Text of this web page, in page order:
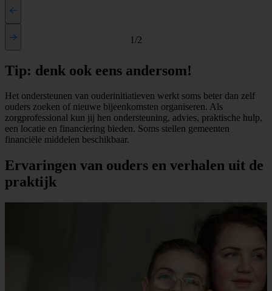
1/2
Tip: denk ook eens andersom!
Het ondersteunen van ouderinitiatieven werkt soms beter dan zelf
ouders zoeken of nieuwe bijeenkomsten organiseren. Als
zorgprofessional kun jij hen ondersteuning, advies, praktische hulp,
een locatie en financiering bieden. Soms stellen gemeenten
financiële middelen beschikbaar.
Ervaringen van ouders en verhalen uit de
praktijk